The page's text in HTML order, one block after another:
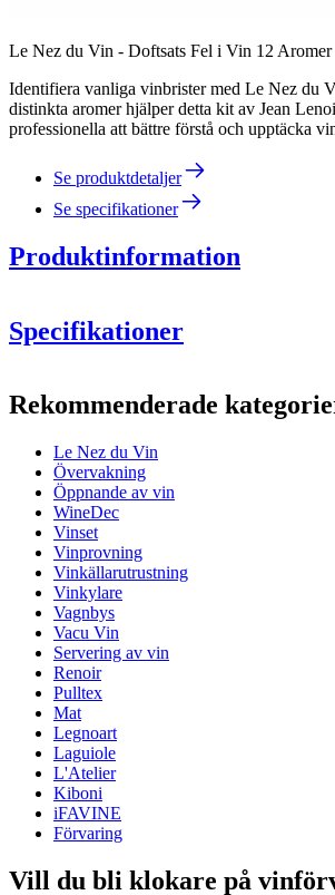
Le Nez du Vin - Doftsats Fel i Vin 12 Aromer
Identifiera vanliga vinbrister med Le Nez du
distinkta aromer hjälper detta kit av Jean
professionella att bättre förstå och upptäcka
Se produktdetaljer
Se specifikationer
Produktinformation
Allt textmaterial är på engelska.
Handgjorda i Frankrike. Aromerna är
kan hålla i 10 år om de förvaras under
(behållare upprättstående i boken, och
och ljus som radiatorer och solljus).
Specifikationer
Produktnummer1977
Mått (BxHxD cm)
Vikt (kg)0.65
Höjd (cm)
Bredd (cm)
Djup (cm)3.5
wine accessories
Status When Soldout
Rekommenderade
Le Nez du Vin
Övervakning
Öppnande av vin
WineDec
Vinset
Vinprovning
Vinkällarutrustning
Vinkylare
Vagnbys
Vacu Vin
Servering av vin
Renoir
Pulltex
Mat
Legnoart
Laguiole
L'Atelier
Kiboni
iFAVINE
Förvaring
Vill du bli klokare på